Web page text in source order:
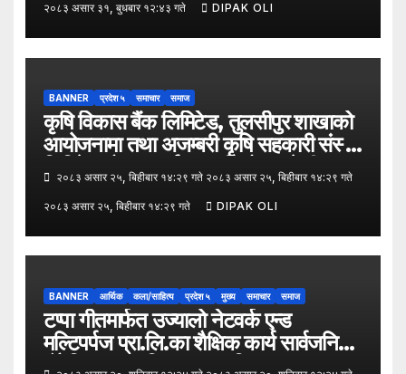
उपमहानगरपालिका–५, गैरापातु स्थित श्री
जनश्रमिक आ बि विद्यालयका विद्यार्थीहरूलाई
कापी तथा कलम वितरण गरेको छ।
२०८३ असार ३१, बुधबार १२:४३ गते DIPAK OLI
BANNER प्रदेश ५ समाचार समाज
कृषि विकास बैंक लिमिटेड, तुलसीपुर शाखाको
आयोजनामा तथा अजम्बरी कृषि सहकारी संस्था
लिमिटेडको सहकार्यमा “कृषिको समावेशी
रूपान्तरणका लागि मूल्य शृङ्खला (VITA)
कार्यक्रम अन्तर्गत तरकारी उत्पादक किसान र
व्यापारीबीच व्यवसाय विस्तार सम्बन्धी
अन्तरक्रिया गोष्ठी” सम्पन्न भएको छ।
२०८३ असार २५, बिहीबार १४:२९ गते २०८३ असार २५, बिहीबार १४:२९ गते
२०८३ असार २५, बिहीबार १४:२९ गते DIPAK OLI
BANNER आर्थिक कला/साहित्य प्रदेश ५ मुख्य समाचार समाज
टप्पा गीतमार्फत उज्यालो नेटवर्क एन्ड
मल्टिपर्पज प्रा.लि.का शैक्षिक कार्य सार्वजनिक
हुँदै शिक्षा, सामाजिक उत्तरदायित्व र सकारात्मक